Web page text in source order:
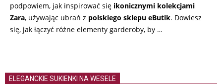
podpowiem, jak inspirować się ikonicznymi kolekcjami
Zara, używając ubrań z polskiego sklepu eButik. Dowiesz
się, jak łączyć różne elementy garderoby, by …
ELEGANCKIE SUKIENKI NA WESELE